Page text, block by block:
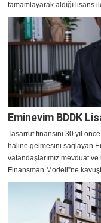
tamamlayarak aldığı lisans
Eminevim BDDK
Tasarruf finansını 30 yıl
haline gelmesini sağlayan
vatandaşlarımız mevduat ve
Finansman Modeli”ne